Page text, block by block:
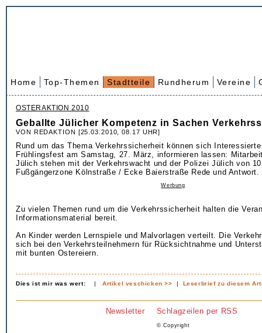
Home Top-Themen Stadtteile Rundherum Vereine
OSTERAKTION 2010
Geballte Jülicher Kompetenz in Sachen
VON REDAKTION [25.03.2010, 08.17 UHR]
Rund um das Thema Verkehrssicherheit können sich
Frühlingsfest am Samstag, 27. März, informieren lassen:
Jülich stehen mit der Verkehrswacht und der Polizei Jülich von
Fußgängerzone Kölnstraße / Ecke Baierstraße Rede und Antwort.
Werbung
Zu vielen Themen rund um die Verkehrssicherheit halten die
Informationsmaterial bereit.
An Kinder werden Lernspiele und Malvorlagen verteilt. Die
sich bei den Verkehrsteilnehmern für Rücksichtnahme und
mit bunten Ostereiern.
Dies ist mir was wert: |Artikel veschicken >> | Leserbrief zu diesem
Newsletter Schlagzeilen per RSS
© Copyright